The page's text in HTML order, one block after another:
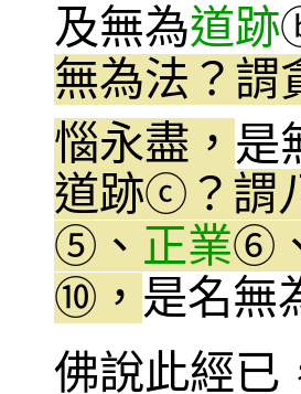
及無為道跡
無為法？謂
惱永盡， 是
道跡ⓒ ？謂
⑤ 、 正業⑥
⑩ ， 是名無
佛說此經已